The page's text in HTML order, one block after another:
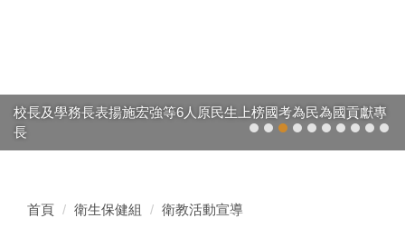
校長及學務長表揚施宏強等6人原民生上榜國考為民為國貢獻專
長
首頁 衛生保健組 衛教活動宣導